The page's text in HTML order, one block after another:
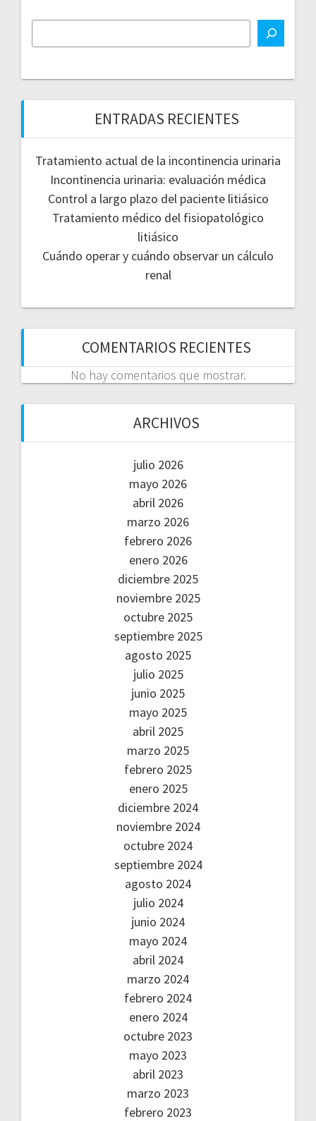
ENTRADAS RECIENTES
Tratamiento actual de la incontinencia urinaria
Incontinencia urinaria: evaluación médica
Control a largo plazo del paciente litiásico
Tratamiento médico del fisiopatológico
litiásico
Cuándo operar y cuándo observar un cálculo
renal
COMENTARIOS RECIENTES
No hay comentarios que mostrar.
ARCHIVOS
julio 2026
mayo 2026
abril 2026
marzo 2026
febrero 2026
enero 2026
diciembre 2025
noviembre 2025
octubre 2025
septiembre 2025
agosto 2025
julio 2025
junio 2025
mayo 2025
abril 2025
marzo 2025
febrero 2025
enero 2025
diciembre 2024
noviembre 2024
octubre 2024
septiembre 2024
agosto 2024
julio 2024
junio 2024
mayo 2024
abril 2024
marzo 2024
febrero 2024
enero 2024
octubre 2023
mayo 2023
abril 2023
marzo 2023
febrero 2023